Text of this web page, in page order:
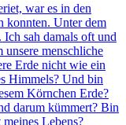
war es in den
konnten. Unter dem
sah damals oft und
unsere menschliche
Erde nicht wie ein
Himmels? Und bin
Körnchen Erde?
darum kümmert? Bin
Lebens?